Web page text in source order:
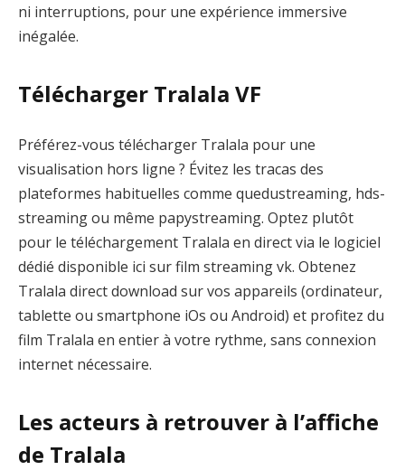
ni interruptions, pour une expérience immersive
inégalée.
Télécharger Tralala VF
Préférez-vous télécharger Tralala pour une
visualisation hors ligne ? Évitez les tracas des
plateformes habituelles comme quedustreaming, hds-
streaming ou même papystreaming. Optez plutôt
pour le téléchargement Tralala en direct via le logiciel
dédié disponible ici sur film streaming vk. Obtenez
Tralala direct download sur vos appareils (ordinateur,
tablette ou smartphone iOs ou Android) et profitez du
film Tralala en entier à votre rythme, sans connexion
internet nécessaire.
Les acteurs à retrouver à l’affiche
de Tralala